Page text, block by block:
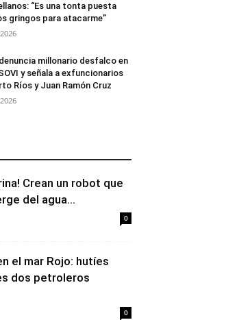
“Es una tonta puesta
gringos para atacarme”
millonario desfalco en
y señala a exfuncionarios
Ríos y Juan Ramón Cruz
Crean un robot que
del agua...
0
el mar Rojo: hutíes
dos petroleros
0